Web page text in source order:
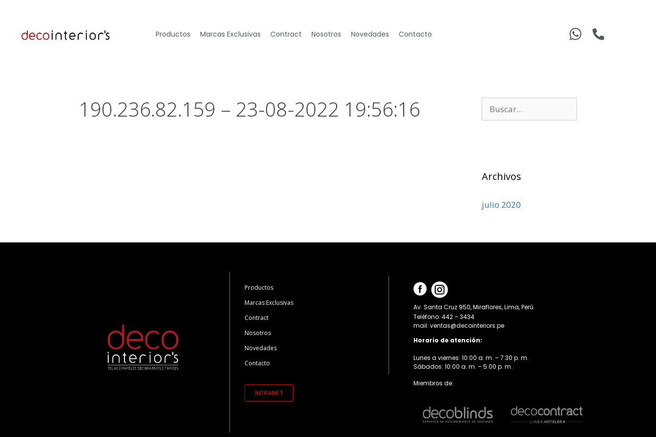
Productos Marcas Exclusivas Contract Nosotros Novedades Contacto
190.236.82.159 – 23-08-2022 19:56:16
Archivos
julio 2020
Productos
Marcas Exclusivas
Contract
Nosotros
Novedades
Contacto
INTRANET
Av. Santa Cruz 950, Miraflores, Lima, Perú
Teléfono: 442 – 3434
mail: ventas@decointeriors.pe
Horario de atención:
Lunes a viernes: 10:00 a. m. – 7:30 p. m.
Sábados: 10:00 a. m. – 5:00 p. m.
Miembros de: